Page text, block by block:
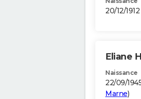
20/12/1912
Eliane
Naissance
22/09/
Marne)